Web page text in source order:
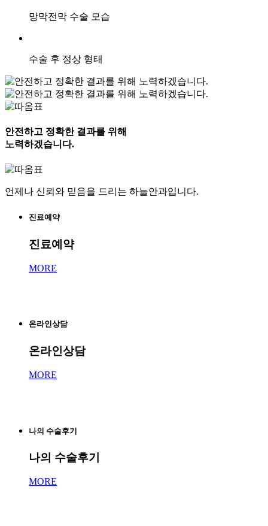
망막전막 수술 모습
수술 후 정상 형태
안전하고 정확한 결과를 위해
노력하겠습니다.
언제나 신뢰와 믿음을 드리는 하늘안과입니다.
진료예약
진료예약
MORE
온라인상담
온라인상담
MORE
나의 수술후기
나의 수술후기
MORE